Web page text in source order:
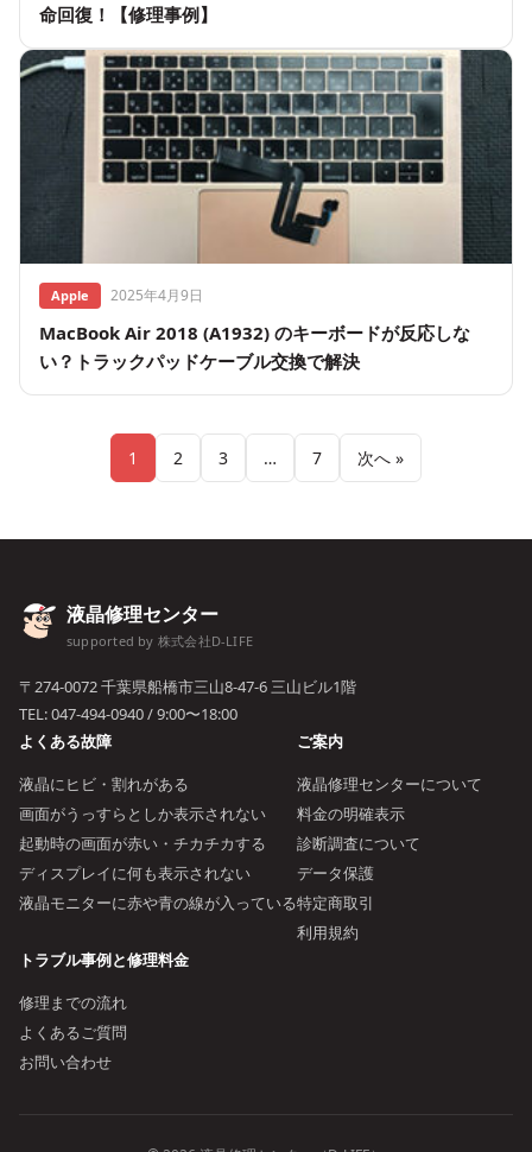
命回復！【修理事例】
Apple 2025年4月9日
MacBook Air 2018 (A1932) のキーボードが反応しな
い？トラックパッドケーブル交換で解決
1 2 3 … 7 次へ »
液晶修理センター
supported by 株式会社D-LIFE
〒274-0072 千葉県船橋市三山8-47-6 三山ビル1階
TEL:047-494-0940/ 9:00〜18:00
よくある故障
液晶にヒビ・割れがある
画面がうっすらとしか表示されない
起動時の画面が赤い・チカチカする
ディスプレイに何も表示されない
液晶モニターに赤や青の線が入っている
ご案内
液晶修理センターについて
料金の明確表示
診断調査について
データ保護
特定商取引
利用規約
トラブル事例と修理料金
修理までの流れ
よくあるご質問
お問い合わせ